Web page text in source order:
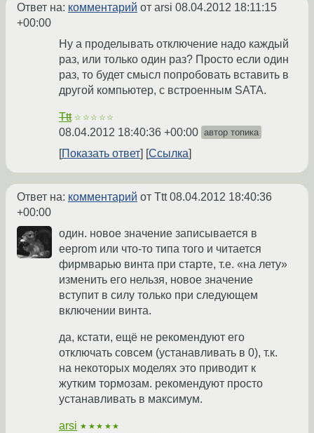
Ответ на: комментарий от arsi 08.04.2012 18:11:15
+00:00
Ну а проделывать отключение надо каждый
раз, или только один раз? Просто если один
раз, то будет смысл попробовать вставить в
другой компьютер, с встроенным SATA.
Ttt ☆☆☆☆☆
08.04.2012 18:40:36 +00:00 автор топика
Показать ответ Ссылка
Ответ на: комментарий от Ttt08.04.2012 18:40:36
+00:00
один. новое значение записывается в
eeprom или что-то типа того и читается
фирмварью винта при старте, т.е. «на лету»
изменить его нельзя, новое значение
вступит в силу только при следующем
включении винта.
да, кстати, ещё не рекомендуют его
отключать совсем (устанавливать в 0), т.к.
на некоторых моделях это приводит к
жутким тормозам. рекомендуют просто
устанавливать в максимум.
arsi ★★★★★